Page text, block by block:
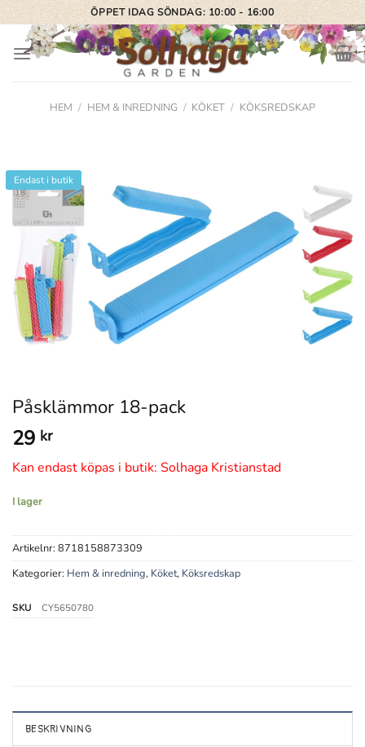
Skip
to
content
ÖPPET IDAG SÖNDAG: 10:00 - 16:00
HEM / HEM & INREDNING / KÖKET / KÖKSREDSKAP
Endast i butik
Påsklämmor 18-pack
29 kr
Kan endast köpas i butik: Solhaga Kristianstad
I lager
Artikelnr: 8718158873309
Kategorier: Hem & inredning, Köket, Köksredskap
SKU CY5650780
BESKRIVNING